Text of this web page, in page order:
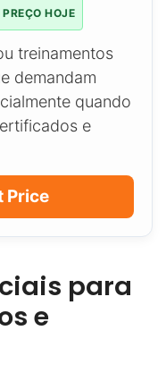
PREÇO HOJE
treinamentos
demandam
quando
e
Price
para
e